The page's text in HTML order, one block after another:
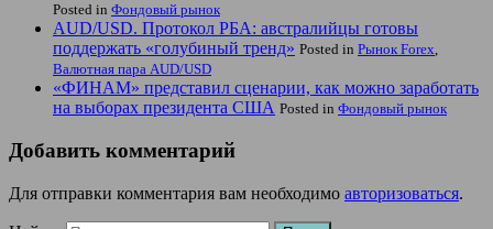
Posted in Фондовый рынок
AUD/USD. Протокол РБА: австралийцы готовы
поддержать «голубиный тренд» Posted in Рынок Forex,
Валютная пара AUD/USD
«ФИНАМ» представил сценарии, как можно заработать
на выборах президента США Posted in Фондовый рынок
Добавить комментарий
Для отправки комментария вам необходимо авторизоваться.